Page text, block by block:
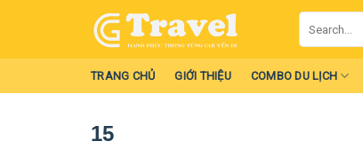
content
Search
for:
TRANG CHỦ GIỚI THIỆU COMBO DU LỊCH
15